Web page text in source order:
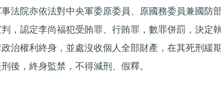
事法院亦依法對中央軍委原委員、原國務委員兼國防
，認定李尚福犯受賄罪、行賄罪，數罪併罰，決定
治權利終身，並處沒收個人全部財產，在其死刑緩
後，終身監禁，不得減刑、假釋。